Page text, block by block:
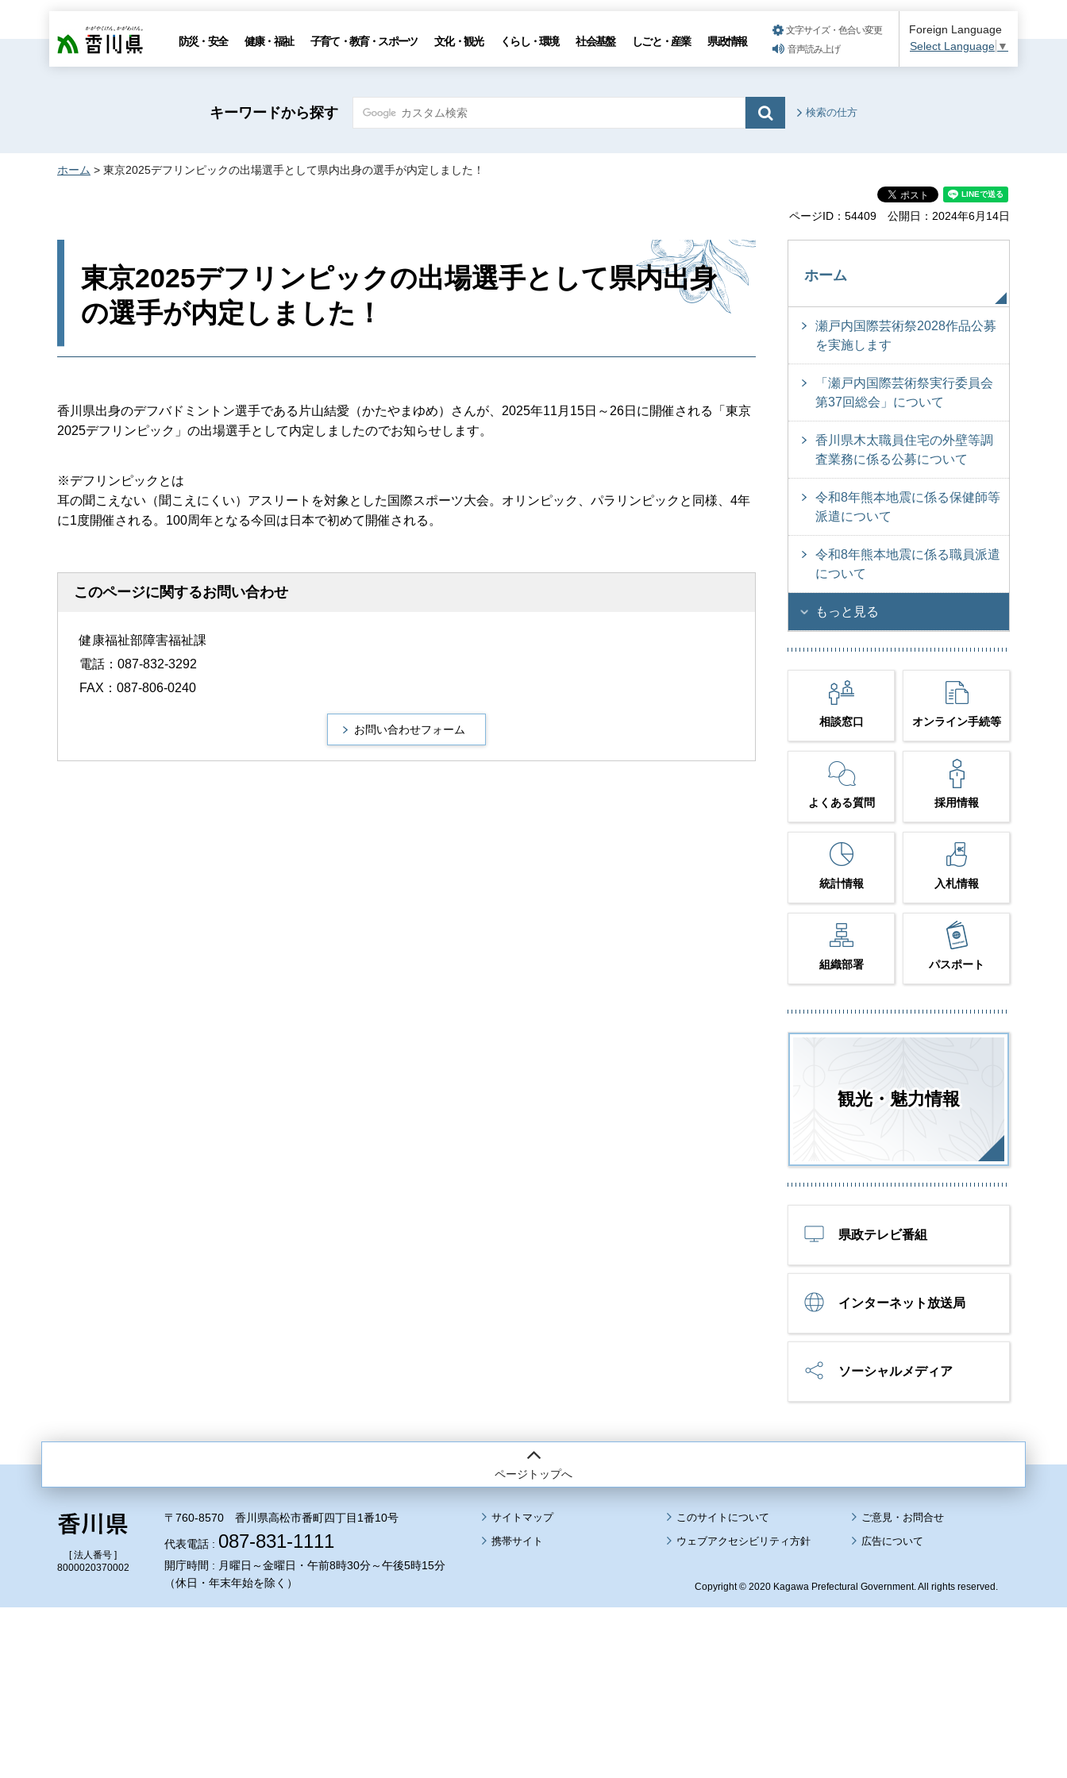
香川県 防災・安全 健康・福祉 子育て・教育・スポーツ 文化・観光 くらし・環境 社会基盤 しごと・産業 県政情報
文字サイズ・色合い変更
音声読み上げ
Foreign Language
Select Language ▼
キーワードから探す 検索の仕方
ホーム > 東京2025デフリンピックの出場選手として県内出身の選手が内定しました！
ページID：54409 公開日：2024年6月14日
東京2025デフリンピックの出場選手として県内出身
の選手が内定しました！
香川県出身のデフバドミントン選手である片山結愛（かたやまゆめ）さんが、2025年11月15日～26日に開催される「東京
2025デフリンピック」の出場選手として内定しましたのでお知らせします。
※デフリンピックとは
耳の聞こえない（聞こえにくい）アスリートを対象とした国際スポーツ大会。オリンピック、パラリンピックと同様、4年
に1度開催される。100周年となる今回は日本で初めて開催される。
このページに関するお問い合わせ
健康福祉部障害福祉課
電話：087-832-3292
FAX：087-806-0240
ホーム
瀬戸内国際芸術祭2028作品公募
を実施します
「瀬戸内国際芸術祭実行委員会
第37回総会」について
香川県木太職員住宅の外壁等調
査業務に係る公募について
令和8年熊本地震に係る保健師等
派遣について
令和8年熊本地震に係る職員派遣
について
もっと見る
相談窓口 オンライン手続等
よくある質問 採用情報
統計情報 入札情報
組織部署 パスポート
観光・魅力情報
県政テレビ番組
インターネット放送局
ソーシャルメディア
ページトップへ
[ 法人番号 ]
8000020370002
〒760-8570 香川県高松市番町四丁目1番10号
代表電話 : 087-831-1111
開庁時間 : 月曜日～金曜日・午前8時30分～午後5時15分
（休日・年末年始を除く）
サイトマップ
このサイトについて
携帯サイト
ウェブアクセシビリティ方針 広告について
Copyright © 2020 Kagawa Prefectural Government. All rights reserved.